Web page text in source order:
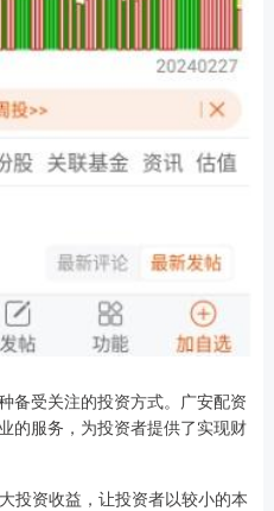
备受关注的投资方式。广安配资
的服务，为投资者提供了实现财
投资收益，让投资者以较小的本